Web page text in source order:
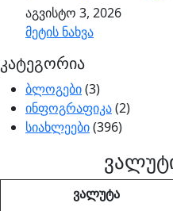
აგვისტო 3, 2026
მეტის ნახვა
კატეგორია
ბლოგები(3)
ინფოგრაფიკა(2)
სიახლეები(396)
ვალუტა